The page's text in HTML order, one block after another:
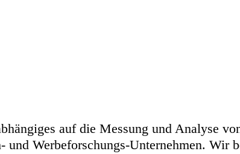
auf die Messung und Analyse
Werbeforschungs-Unternehmen. Wir